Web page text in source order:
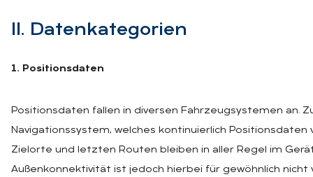
II. Da­ten­ka­te­go­ri­en
1. Positionsdaten
Positionsdaten fallen in diversen Fahrzeugsystemen an.
Navigationssystem, welches kontinuierlich
Zielorte und letzten Routen bleiben in aller Regel im
Außenkonnektivität ist jedoch hierbei für gewöhnlich nicht